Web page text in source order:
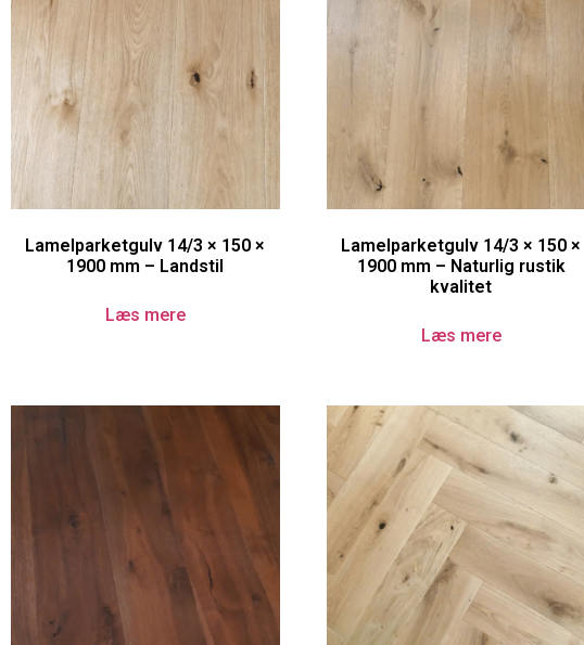
Lamelparketgulv 14/3 × 150 ×
1900 mm – Landstil
Læs mere
Lamelparketgulv 14/3 × 150 ×
1900 mm – Naturlig rustik
kvalitet
Læs mere